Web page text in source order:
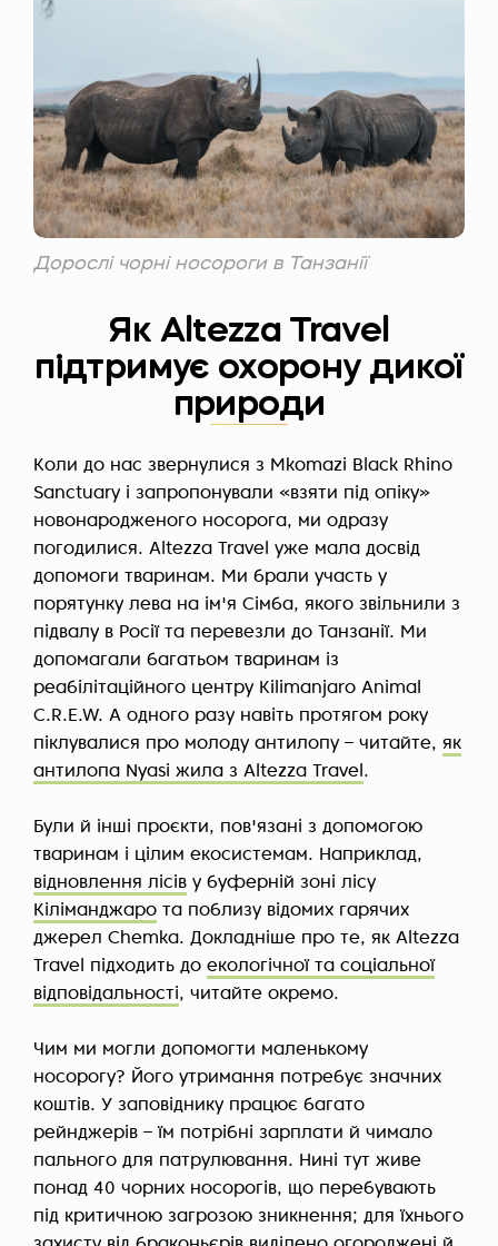
Дорослі чорні носороги в Танзанії
Як Altezza Travel
підтримує охорону дикої
природи
Коли до нас звернулися з Mkomazi Black Rhino
Sanctuary і запропонували «взяти під опіку»
новонародженого носорога, ми одразу
погодилися. Altezza Travel уже мала досвід
допомоги тваринам. Ми брали участь у
порятунку лева на ім'я Сімба, якого звільнили з
підвалу в Росії та перевезли до Танзанії. Ми
допомагали багатьом тваринам із
реабілітаційного центру Kilimanjaro Animal
C.R.E.W. А одного разу навіть протягом року
піклувалися про молоду антилопу – читайте, як
антилопа Nyasi жила з Altezza Travel .
Були й інші проєкти, пов'язані з допомогою
тваринам і цілим екосистемам. Наприклад,
відновлення лісів у буферній зоні лісу
Кіліманджаро та поблизу відомих гарячих
джерел Chemka. Докладніше про те, як Altezza
Travel підходить до екологічної та соціальної
відповідальності, читайте окремо.
Чим ми могли допомогти маленькому
носорогу? Його утримання потребує значних
коштів. У заповіднику працює багато
рейнджерів – їм потрібні зарплати й чимало
пального для патрулювання. Нині тут живе
понад 40 чорних носорогів, що перебувають
під критичною загрозою зникнення; для їхнього